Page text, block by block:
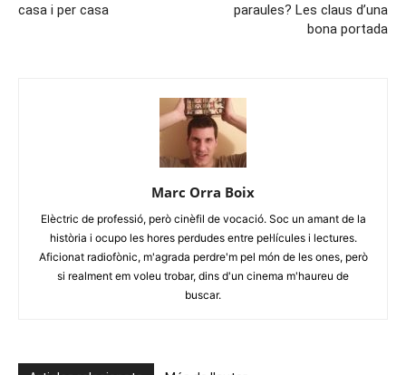
casa i per casa
paraules? Les claus d’una
bona portada
Marc Orra Boix
Elèctric de professió, però cinèfil de vocació. Soc un amant de la
història i ocupo les hores perdudes entre pel·lícules i lectures.
Aficionat radiofònic, m'agrada perdre'm pel món de les ones, però
si realment em voleu trobar, dins d'un cinema m'haureu de
buscar.